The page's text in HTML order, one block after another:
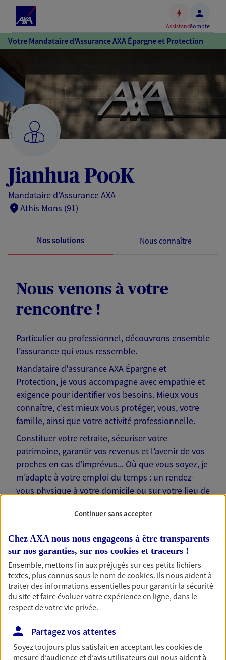
Accéder
au
Accéder
au
pied
de
page
AssistanceCompte
Votre Mandataire d'Assurance AXA Épargne et Protection
Jianhua PooK
Mandataire d'Assurance AXA
Athis Mons (91)
Nos solutions Nous connaître
Nous venons à votre
rencontre !
Particulier ou professionnel, découvrons ensemble
l’assurance qui vous ressemble.
Mandataire d'assurance AXA Épargne et
Protection, je vous accompagne avec empathie et
exigence pour identifier vos besoins. Mieux vous
connaître, c'est mieux vous protéger, vous, votre
famille, ainsi que votre activité professionnelle.
Constituer votre retraite, sécuriser votre
patrimoine, garantir vos revenus et l’avenir de vos
proches en cas d’imprévus... Où que vous soyez, je
m’adapte à votre emploi du temps : un rendez-
vous physique à votre domicile ou sur votre lieu de
Nos offres phares
Épargne
Réalisez vos projets grâce à votre épargne : achat
immobilier, études des enfants ou voyage autour
du monde… Épargnez à votre rythme et
Continuer sans accepter
Chez AXA nous nous engageons à être transparents
sur nos garanties, sur nos cookies et traceurs !
Ensemble, mettons fin aux préjugés sur ces petits fichiers
textes, plus connus sous le nom decookies. Ils nous aident à
traiter des informations essentielles pour garantir la sécurité
du site et faire évoluer votre expérience en ligne, dans le
respect de votre vie privée.
Partagez vos attentes
Soyez toujours plus satisfait en acceptant lescookiesde
mesure d’audience et d’avis utilisateurs qui nous aident à